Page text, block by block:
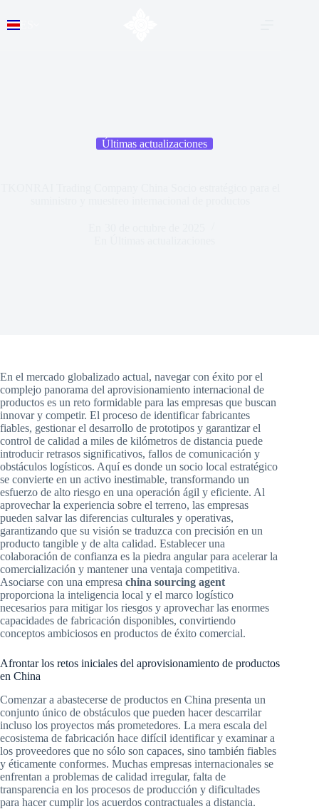
Últimas actualizaciones
En el mercado globalizado actual, navegar con éxito por el
complejo panorama del aprovisionamiento internacional de
productos es un reto formidable para las empresas que buscan
innovar y competir. El proceso de identificar fabricantes
fiables, gestionar el desarrollo de prototipos y garantizar el
control de calidad a miles de kilómetros de distancia puede
introducir retrasos significativos, fallos de comunicación y
obstáculos logísticos. Aquí es donde un socio local estratégico
se convierte en un activo inestimable, transformando un
esfuerzo de alto riesgo en una operación ágil y eficiente. Al
aprovechar la experiencia sobre el terreno, las empresas
pueden salvar las diferencias culturales y operativas,
garantizando que su visión se traduzca con precisión en un
producto tangible y de alta calidad. Establecer una
colaboración de confianza es la piedra angular para acelerar la
comercialización y mantener una ventaja competitiva.
Asociarse con una empresa china sourcing agent
proporciona la inteligencia local y el marco logístico
necesarios para mitigar los riesgos y aprovechar las enormes
capacidades de fabricación disponibles, convirtiendo
conceptos ambiciosos en productos de éxito comercial.
Afrontar los retos iniciales del aprovisionamiento de productos
en China
Comenzar a abastecerse de productos en China presenta un
conjunto único de obstáculos que pueden hacer descarrilar
incluso los proyectos más prometedores. La mera escala del
ecosistema de fabricación hace difícil identificar y examinar a
los proveedores que no sólo son capaces, sino también fiables
y éticamente conformes. Muchas empresas internacionales se
enfrentan a problemas de calidad irregular, falta de
transparencia en los procesos de producción y dificultades
para hacer cumplir los acuerdos contractuales a distancia.